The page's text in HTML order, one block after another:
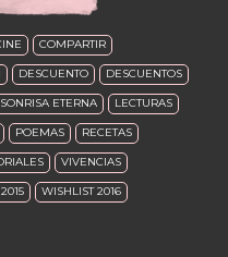
COMPARTIR
DESCUENTO DESCUENTOS
ETERNA LECTURAS
POEMAS RECETAS
VIVENCIAS
WISHLIST 2016